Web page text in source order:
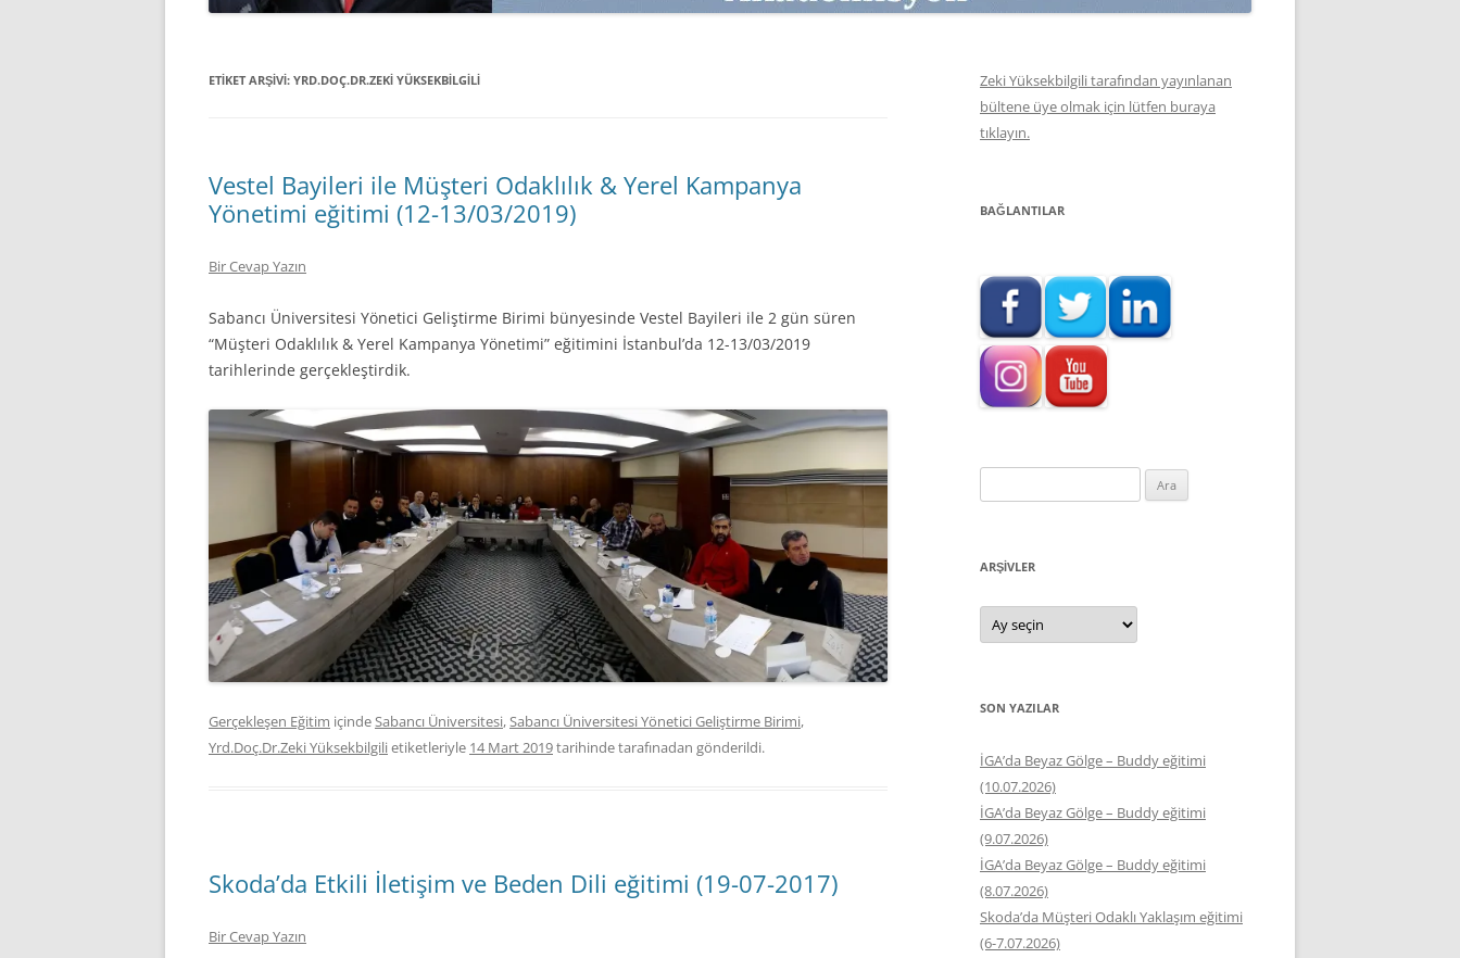
HIZLI MODA TÜKETICILERININ
PAZARLAMA CANAVARI
SATMAK
ETIKET ARŞIVI: YRD.DOÇ.DR.ZEKI YÜKSEKBILGILI
Vestel Bayileri ile Müşteri Odaklılık & Yerel Kampanya
Yönetimi eğitimi (12-13/03/2019)
Bir Cevap Yazın
Sabancı Üniversitesi Yönetici Geliştirme Birimi bünyesinde Vestel Bayileri ile 2 gün süren
“Müşteri Odaklılık & Yerel Kampanya Yönetimi” eğitimini İstanbul’da 12-13/03/2019
tarihlerinde gerçekleştirdik.
Gerçekleşen Eğitim içindeSabancı Üniversitesi,Sabancı Üniversitesi Yönetici Geliştirme Birimi,
Yrd.Doç.Dr.Zeki Yüksekbilgilietiketleriyle 14 Mart 2019tarihindetarafınadan gönderildi.
Skoda’da Etkili İletişim ve Beden Dili eğitimi (19-07-2017)
Bir Cevap Yazın
Zeki Yüksekbilgili tarafından yayınlanan
bültene üye olmak için lütfen buraya
tıklayın.
BAĞLANTILAR
ARŞIVLER
Arşivler
SON YAZILAR
İGA’da Beyaz Gölge – Buddy eğitimi
(10.07.2026)
İGA’da Beyaz Gölge – Buddy eğitimi
(9.07.2026)
İGA’da Beyaz Gölge – Buddy eğitimi
(8.07.2026)
Skoda’da Müşteri Odaklı Yaklaşım eğitimi
(6-7.07.2026)